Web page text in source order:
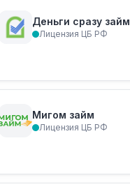
Деньги сразу займ
Лицензия ЦБ РФ
Мигом займ
Лицензия ЦБ РФ